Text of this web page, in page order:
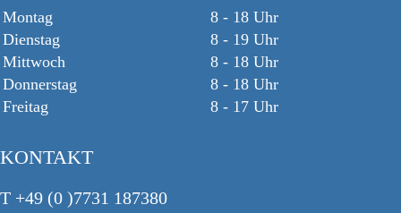
Montag
8 - 18 Uhr
Dienstag
8 - 19 Uhr
Mittwoch
8 - 18 Uhr
Donnerstag
8 - 18 Uhr
Freitag
8 - 17 Uhr
KONTAKT
T +49 (0 )7731 187380